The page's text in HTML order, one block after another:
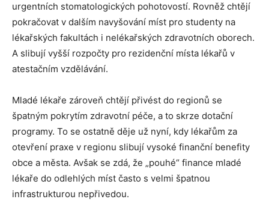
urgentních stomatologických pohotovostí. Rovněž chtějí
pokračovat v dalším navyšování míst pro studenty na
lékařských fakultách i nelékařských zdravotních oborech.
A slibují vyšší rozpočty pro rezidenční místa lékařů v
atestačním vzdělávání.
Mladé lékaře zároveň chtějí přivést do regionů se
špatným pokrytím zdravotní péče, a to skrze dotační
programy. To se ostatně děje už nyní, kdy lékařům za
otevření praxe v regionu slibují vysoké finanční benefity
obce a města. Avšak se zdá, že „pouhé“ finance mladé
lékaře do odlehlých míst často s velmi špatnou
infrastrukturou nepřivedou.